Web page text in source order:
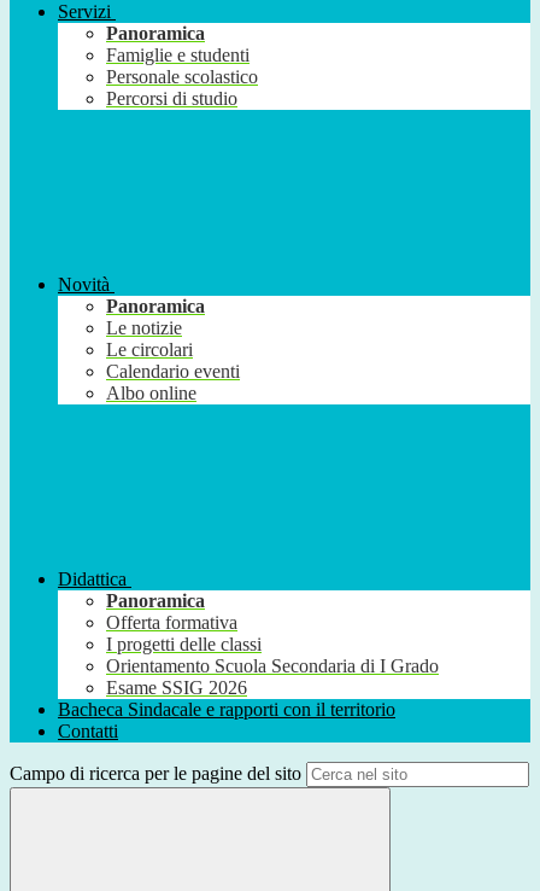
Servizi
Panoramica
Famiglie e studenti
Personale scolastico
Percorsi di studio
Novità
Panoramica
Le notizie
Le circolari
Calendario eventi
Albo online
Didattica
Panoramica
Offerta formativa
I progetti delle classi
Orientamento Scuola Secondaria di I Grado
Esame SSIG 2026
Bacheca Sindacale e rapporti con il territorio
Contatti
Campo di ricerca per le pagine del sito